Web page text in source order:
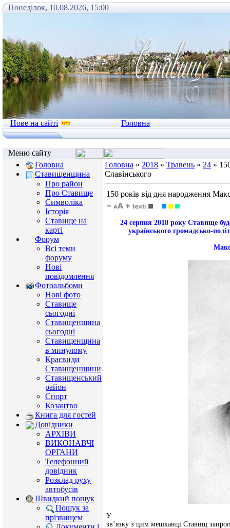
Понеділок, 10.08.2026, 15:00
Нове на сайті Головна
Меню сайту
Головна
Ставищенщина
Про район
Про Ставище
Символіка
Історія
Ставище на
карті
Форум
Всі теми
форуму
Нові
повідомлення
Фотоальбоми
Нові фото
Ставище
сьогодні
Ставищенщина
сьогодні
Ставищенщина
в минулому
Краєвиди
Ставищенщини
Ставищенський
район
Спорт
Козацтво
Книга для гостей
Довідники
АРХІВИ
ВИКОНАВЧІ
ОРГАНИ
Телефонний
довідник
Розклад руху
автобусів
Швидкий пошук
Пошук за
прізвищем
Головна » 2018 » Травень » 24 »
Славінського
150 років від дня народження
24 серпня 2018 року Ставище
українського громадсько-
У
зв’язку з цим мешканці Ставищ